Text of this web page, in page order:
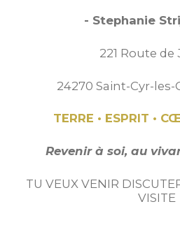
- Stephanie
221 Route de
24270 Saint-Cyr-
TERRE • ESPRIT •
Revenir à soi, au
TU VEUX VENIR
VISITE